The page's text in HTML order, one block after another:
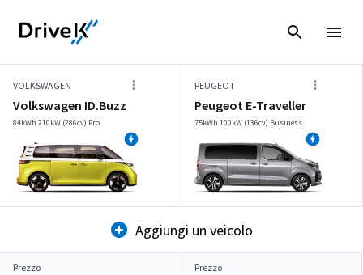
VOLKSWAGEN
Volkswagen ID.Buzz
84kWh 210kW (286cv) Pro
PEUGEOT
Peugeot E-Traveller
75kWh 100kW (136cv) Business
Aggiungi un veicolo
Prezzo Prezzo